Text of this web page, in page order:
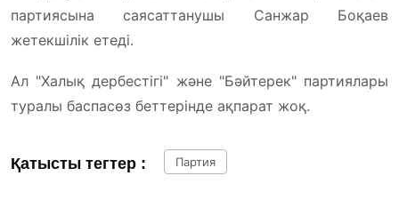
партиясына саясаттанушы Санжар Боқаев
жетекшілік етеді.
Ал "Халық дербестігі" және "Бәйтерек" партиялары
туралы баспасөз беттерінде ақпарат жоқ.
Қатысты тегтер : Партия